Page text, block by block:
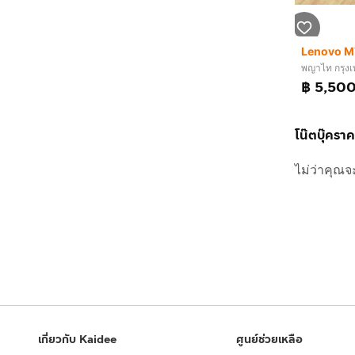
พญาไท กรุง
฿
โน๊ตบุ๊ครา
ไม่ว่าคุณจ
เกี่ยวกับ Kaidee ศูนย์ช่วยเหลือ